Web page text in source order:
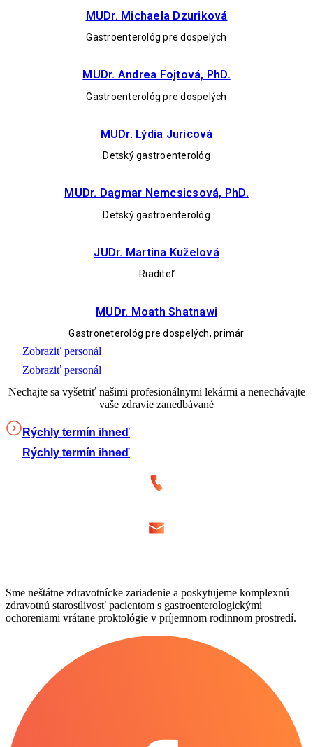
MUDr. Michaela Dzuriková
Gastroenterológ pre dospelých
MUDr. Andrea Fojtová, PhD.
Gastroenterológ pre dospelých
MUDr. Lýdia Juricová
Detský gastroenterológ
MUDr. Dagmar Nemcsicsová, PhD.
Detský gastroenterológ
JUDr. Martina Kuželová
Riaditeľ
MUDr. Moath Shatnawi
Gastroneterológ pre dospelých, primár
Zobraziť personál
Zobraziť personál
Nechajte sa vyšetriť našimi profesionálnymi lekármi a nenechávajte
vaše zdravie zanedbávané
Rýchly termín ihneď
Rýchly termín ihneď
Sme neštátne zdravotnícke zariadenie a poskytujeme komplexnú
zdravotnú starostlivosť pacientom s gastroenterologickými
ochoreniami vrátane proktológie v príjemnom rodinnom prostredí.